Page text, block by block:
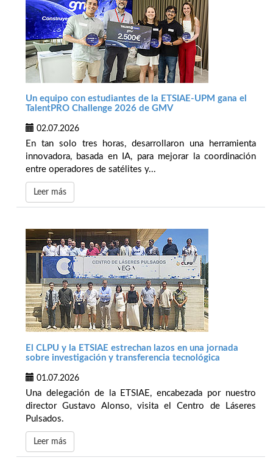
Un equipo con estudiantes de la ETSIAE-UPM gana el
TalentPRO Challenge 2026 de GMV
02.07.2026
En tan solo tres horas, desarrollaron una herramienta
innovadora, basada en IA, para mejorar la coordinación
entre operadores de satélites y...
Leer más
El CLPU y la ETSIAE estrechan lazos en una jornada
sobre investigación y transferencia tecnológica
01.07.2026
Una delegación de la ETSIAE, encabezada por nuestro
director Gustavo Alonso, visita el Centro de Láseres
Pulsados.
Leer más